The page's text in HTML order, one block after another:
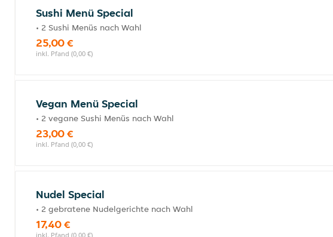
Sushi Menü Special
• 2 Sushi Menüs nach Wahl
25,00 €
inkl. Pfand (0,00 €)
Vegan Menü Special
• 2 vegane Sushi Menüs nach Wahl
23,00 €
inkl. Pfand (0,00 €)
Nudel Special
• 2 gebratene Nudelgerichte nach Wahl
17,40 €
inkl. Pfand (0,00 €)